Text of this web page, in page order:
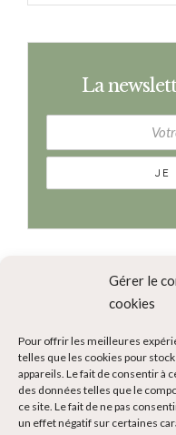
Gérer le
cookies
Pour offrir les meilleures
telles que les cookies pour
appareils. Le fait de consentir à
des données telles que le
ce site. Le fait de ne pas
un effet négatif sur certaines
La